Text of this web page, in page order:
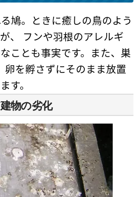
鳩。ときに癒しの鳥のよう
、 フンや羽根のアレルギ
ことも事実です。また、巣
卵を孵さずにそのまま放置
す。
物の劣化